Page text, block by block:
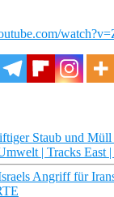
Staub und Müll
| Tracks East
Angriff für